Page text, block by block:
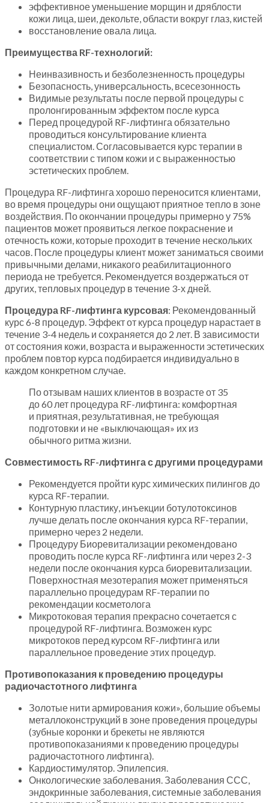
эффективное уменьшение морщин и дряблости
кожи лица, шеи, декольте, области вокруг глаз, кистей
восстановление овала лица.
Преимущества RF-технологий:
Неинвазивность и безболезненность процедуры
Безопасность, универсальность, всесезонность
Видимые результаты после первой процедуры с
пролонгированным эффектом после курса
Перед процедурой RF-лифтинга обязательно
проводиться консультирование клиента
специалистом. Согласовывается курс терапии в
соответствии с типом кожи и с выраженностью
эстетических проблем.
Процедура RF-лифтинга хорошо переносится клиентами,
во время процедуры они ощущают приятное тепло в зоне
воздействия. По окончании процедуры примерно у 75%
пациентов может проявиться легкое покраснение и
отечность кожи, которые проходит в течение нескольких
часов. После процедуры клиент может заниматься своими
привычными делами, никакого реабилитационного
периода не требуется. Рекомендуется воздержаться от
других, тепловых процедур в течение 3-х дней.
Процедура RF-лифтинга курсовая: Рекомендованный
курс 6-8 процедур. Эффект от курса процедур нарастает в
течение 3-4 недель и сохраняется до 2 лет. В зависимости
от состояния кожи, возраста и выраженности эстетических
проблем повтор курса подбирается индивидуально в
каждом конкретном случае.
По отзывам наших клиентов в возрасте от 35
до 60 лет процедура RF-лифтинга: комфортная
и приятная, результативная, не требующая
подготовки и не «выключающая» их из
обычного ритма жизни.
Совместимость RF-лифтинга с другими процедурами
Рекомендуется пройти курс химических пилингов до
курса RF-терапии.
Контурную пластику, инъекции ботулотоксинов
лучше делать после окончания курса RF-терапии,
примерно через 2 недели.
Процедуру Биоревитализации рекомендовано
проводить после курса RF-лифтинга или через 2-3
недели после окончания курса биоревитализации.
Поверхностная мезотерапия может применяться
параллельно процедурам RF-терапии по
рекомендации косметолога
Микротоковая терапия прекрасно сочетается с
процедурой RF-лифтинга. Возможен курс
микротоков перед курсом RF-лифтинга или
параллельное проведение этих процедур.
Противопоказания к проведению процедуры
радиочастотного лифтинга
Золотые нити армирования кожи», большие объемы
металлоконструкций в зоне проведения процедуры
(зубные коронки и брекеты не являются
противопоказаниями к проведению процедуры
радиочастотного лифтинга).
Кардиостимулятор. Эпилепсия.
Онкологические заболевания. Заболевания ССС,
эндокринные заболевания, системные заболевания